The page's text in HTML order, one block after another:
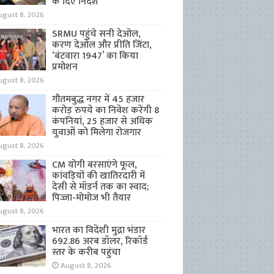
8, 2026
SRMU पहुंचे सनी देओल,
करण देओल और प्रीति जिंटा,
‘बंटवारा 1947’ का किया
प्रमोशन
8, 2026
गौतमबुद्ध नगर में 45 हजार
करोड़ रुपये का निवेश करेंगी 8
कंपनियां, 25 हजार से अधिक
युवाओं को मिलेगा रोजगार
8, 2026
CM योगी बरसाएंगे फूल,
कांवड़ियों की खातिरदारी में
देसी से मॉडर्न तक का स्वाद;
पिज्जा-मोमोज भी तैयार
8, 2026
भारत का विदेशी मुद्रा भंडार
692.86 अरब डॉलर, रिकॉर्ड
स्तर के करीब पहुंचा
August 8, 2026